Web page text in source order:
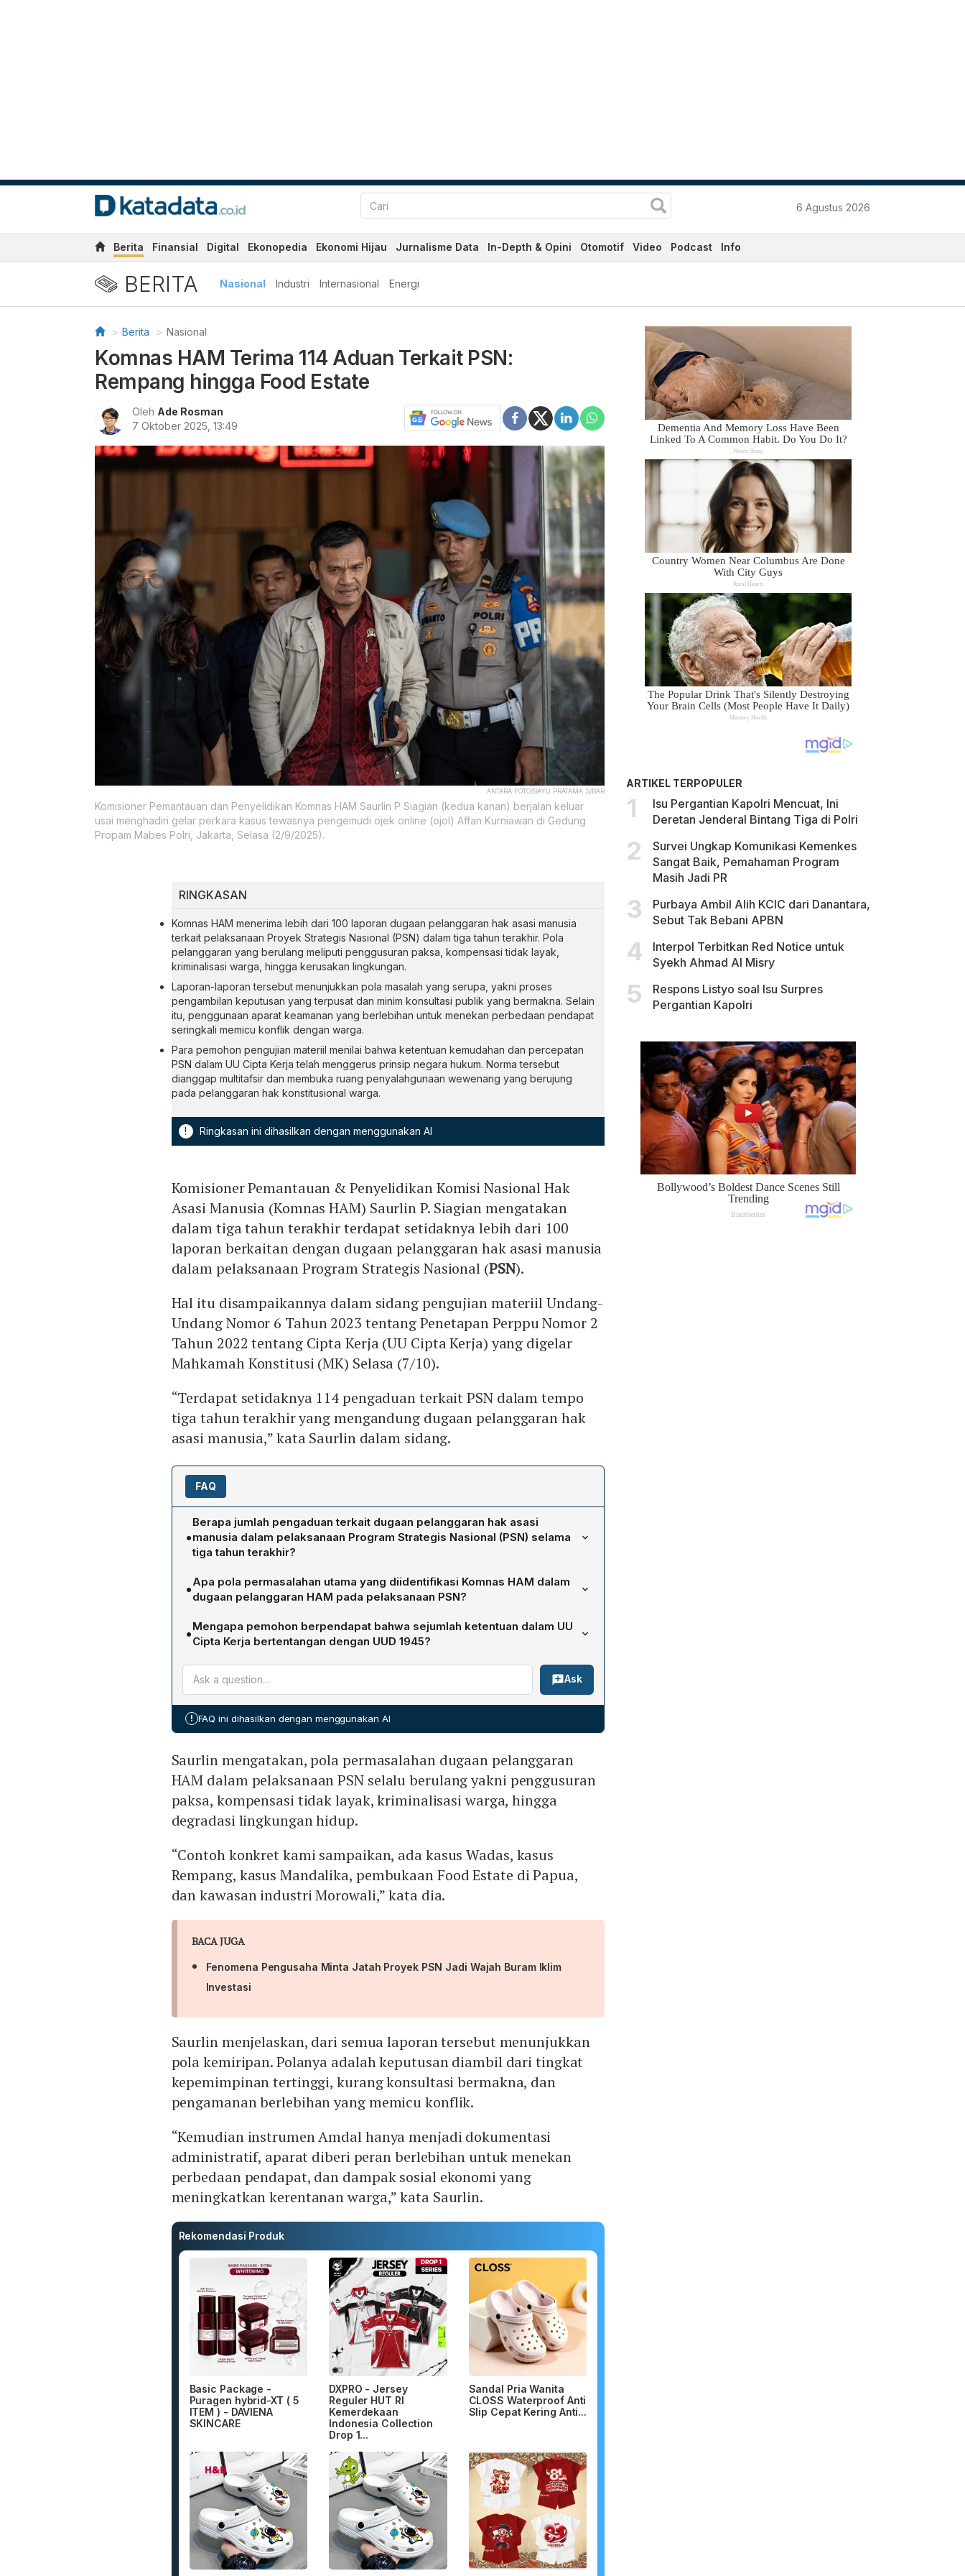
6 Agustus 2026
Berita Finansial Digital Ekonopedia Ekonomi Hijau Jurnalisme Data In-Depth & Opini Otomotif Video Podcast Info
BERITA Nasional Industri Internasional Energi
Berita Nasional
Komnas HAM Terima 114 Aduan Terkait PSN:
Rempang hingga Food Estate
Oleh Ade Rosman
7 Oktober 2025, 13:49
ANTARA FOTO/BAYU PRATAMA S/BAR
Komisioner Pemantauan dan Penyelidikan Komnas HAM Saurlin P Siagian (kedua kanan) berjalan keluar
usai menghadiri gelar perkara kasus tewasnya pengemudi ojek online (ojol) Affan Kurniawan di Gedung
Propam Mabes Polri, Jakarta, Selasa (2/9/2025).
RINGKASAN
Komnas HAM menerima lebih dari 100 laporan dugaan pelanggaran hak asasi manusia
terkait pelaksanaan Proyek Strategis Nasional (PSN) dalam tiga tahun terakhir. Pola
pelanggaran yang berulang meliputi penggusuran paksa, kompensasi tidak layak,
kriminalisasi warga, hingga kerusakan lingkungan.
Laporan-laporan tersebut menunjukkan pola masalah yang serupa, yakni proses
pengambilan keputusan yang terpusat dan minim konsultasi publik yang bermakna. Selain
itu, penggunaan aparat keamanan yang berlebihan untuk menekan perbedaan pendapat
seringkali memicu konflik dengan warga.
Para pemohon pengujian materiil menilai bahwa ketentuan kemudahan dan percepatan
PSN dalam UU Cipta Kerja telah menggerus prinsip negara hukum. Norma tersebut
dianggap multitafsir dan membuka ruang penyalahgunaan wewenang yang berujung
pada pelanggaran hak konstitusional warga.
! Ringkasan ini dihasilkan dengan menggunakan AI
Komisioner Pemantauan & Penyelidikan Komisi Nasional Hak
Asasi Manusia (Komnas HAM) Saurlin P. Siagian mengatakan
dalam tiga tahun terakhir terdapat setidaknya lebih dari 100
laporan berkaitan dengan dugaan pelanggaran hak asasi manusia
dalam pelaksanaan Program Strategis Nasional (PSN).
Hal itu disampaikannya dalam sidang pengujian materiil Undang-
Undang Nomor 6 Tahun 2023 tentang Penetapan Perppu Nomor 2
Tahun 2022 tentang Cipta Kerja (UU Cipta Kerja) yang digelar
Mahkamah Konstitusi (MK) Selasa (7/10).
“Terdapat setidaknya 114 pengaduan terkait PSN dalam tempo
tiga tahun terakhir yang mengandung dugaan pelanggaran hak
asasi manusia,” kata Saurlin dalam sidang.
FAQ
•
Berapa jumlah pengaduan terkait dugaan pelanggaran hak asasi
manusia dalam pelaksanaan Program Strategis Nasional (PSN) selama
tiga tahun terakhir?
Komisioner Saurlin P. Siagian menyampaikan bahwa terdapat setidaknya 114
pengaduan yang mencakup dugaan pelanggaran hak asasi manusia terkait
pelaksanaan PSN dalam kurun waktu tiga tahun terakhir.
•Apa pola permasalahan utama yang diidentifikasi Komnas HAM dalam
dugaan pelanggaran HAM pada pelaksanaan PSN?
Pola permasalahan yang berulang meliputi keputusan yang diambil dari tingkat
kepemimpinan tertinggi tanpa konsultasi bermakna, pengamanan berlebihan yang
memicu konflik, Amdal yang hanya menjadi dokumentasi administratif, peran aparat
yang berlebihan untuk menekan perbedaan pendapat, serta dampak
sosial‑ekonomi yang meningkatkan kerentanan warga.
•Mengapa pemohon berpendapat bahwa sejumlah ketentuan dalam UU
Cipta Kerja bertentangan dengan UUD 1945?
Pemohon menilai bahwa frasa‑frasa seperti “penyesuaian berbagai peraturan” dan
“kemudahan dan percepatan” bersifat vague norm, membuka ruang bagi
pembajakan kepentingan politik tertentu serta menutup partisipasi publik yang
umum dan hak menguasai negara yang diamanatkan dalam Pasal 33 ayat (3)‑(4)
Ask
! FAQ ini dihasilkan dengan menggunakan AI
Saurlin mengatakan, pola permasalahan dugaan pelanggaran
HAM dalam pelaksanaan PSN selalu berulang yakni penggusuran
paksa, kompensasi tidak layak, kriminalisasi warga, hingga
degradasi lingkungan hidup.
“Contoh konkret kami sampaikan, ada kasus Wadas, kasus
Rempang, kasus Mandalika, pembukaan Food Estate di Papua,
dan kawasan industri Morowali,” kata dia.
BACA JUGA
Fenomena Pengusaha Minta Jatah Proyek PSN Jadi Wajah Buram Iklim
Investasi
Saurlin menjelaskan, dari semua laporan tersebut menunjukkan
pola kemiripan. Polanya adalah keputusan diambil dari tingkat
kepemimpinan tertinggi, kurang konsultasi bermakna, dan
pengamanan berlebihan yang memicu konflik.
“Kemudian instrumen Amdal hanya menjadi dokumentasi
administratif, aparat diberi peran berlebihan untuk menekan
perbedaan pendapat, dan dampak sosial ekonomi yang
meningkatkan kerentanan warga,” kata Saurlin.
Rekomendasi Produk
Basic Package -
Puragen hybrid-XT ( 5
ITEM ) - DAVIENA
SKINCARE
DXPRO - Jersey
Reguler HUT RI
Kemerdekaan
Indonesia Collection
Drop 1...
Sandal Pria Wanita
CLOSS Waterproof Anti
Slip Cepat Kering Anti...
ARTIKEL TERPOPULER
Isu Pergantian Kapolri Mencuat, Ini
Deretan Jenderal Bintang Tiga di Polri
Survei Ungkap Komunikasi Kemenkes
Sangat Baik, Pemahaman Program
Masih Jadi PR
Purbaya Ambil Alih KCIC dari Danantara,
Sebut Tak Bebani APBN
Interpol Terbitkan Red Notice untuk
Syekh Ahmad Al Misry
Respons Listyo soal Isu Surpres
Pergantian Kapolri